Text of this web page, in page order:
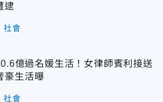
逮
社會
億過名媛生活！女律師賓利接送
生活曝
社會